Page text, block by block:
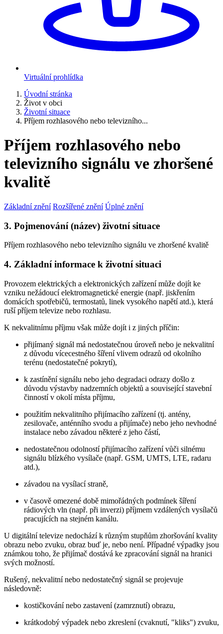
Virtuální prohlídka
Úvodní stránka
Život v obci
Životní situace
Příjem rozhlasového nebo televizního...
Příjem rozhlasového nebo
televizního signálu ve zhoršené
kvalitě
Základní znění Rozšířené znění Úplné znění
3. Pojmenování (název) životní situace
Příjem rozhlasového nebo televizního signálu ve zhoršené kvalitě
4. Základní informace k životní situaci
Provozem elektrických a elektronických zařízení může dojít ke
vzniku nežádoucí elektromagnetické energie (např. jiskřením
domácích spotřebičů, termostatů, linek vysokého napětí atd.), která
ruší příjem televize nebo rozhlasu.
K nekvalitnímu příjmu však může dojít i z jiných příčin:
přijímaný signál má nedostatečnou úroveň nebo je nekvalitní
z důvodu vícecestného šíření vlivem odrazů od okolního
terénu (nedostatečné pokrytí),
k zastínění signálu nebo jeho degradaci odrazy došlo z
důvodu výstavby nadzemních objektů a související stavební
činností v okolí místa příjmu,
použitím nekvalitního přijímacího zařízení (tj. antény,
zesilovače, anténního svodu a přijímače) nebo jeho nevhodné
instalace nebo závadou některé z jeho částí,
nedostatečnou odolností přijímacího zařízení vůči silnému
signálu blízkého vysílače (např. GSM, UMTS, LTE, radaru
atd.),
závadou na vysílací straně,
v časově omezené době mimořádných podmínek šíření
rádiových vln (např. při inverzi) příjmem vzdálených vysílačů
pracujících na stejném kanálu.
U digitální televize nedochází k různým stupňům zhoršování kvality
obrazu nebo zvuku, obraz buď je, nebo není. Případné výpadky jsou
známkou toho, že přijímač dostává ke zpracování signál na hranici
svých možností.
Rušený, nekvalitní nebo nedostatečný signál se projevuje
následovně:
kostičkování nebo zastavení (zamrznutí) obrazu,
krátkodobý výpadek nebo zkreslení (cvaknutí, "kliks") zvuku,